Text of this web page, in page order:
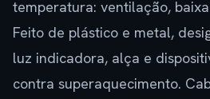
temperatura: ventilação,
Feito de plástico e metal,
luz indicadora, alça e
contra superaquecimento.